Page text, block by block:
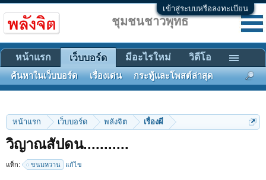
เข้าสู่ระบบหรือลงทะเบียน
หน้าแรก เว็บบอร์ด พลังจิต เรื่องผี
วิญาณสัปดน...........
แท็ก: ขนมหวาน แก้ไข
ชุมชนชาวพุทธ
หน้าแรก เว็บบอร์ด
ค้นหาในเว็บบอร์ด เรื่องเด่น กระทู้และโพสต์ล่าสุด
มีอะไรใหม่ วิดีโอ